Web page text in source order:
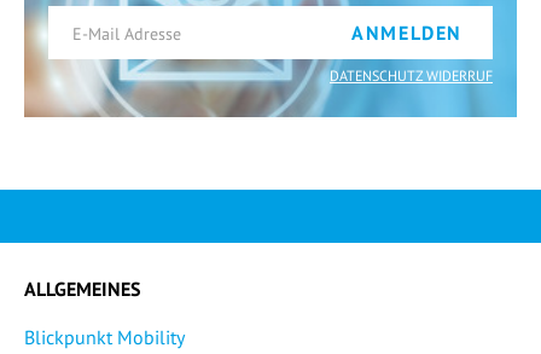
ANMELDEN
DATENSCHUTZ WIDERRUF
ALLGEMEINES
Blickpunkt Mobility